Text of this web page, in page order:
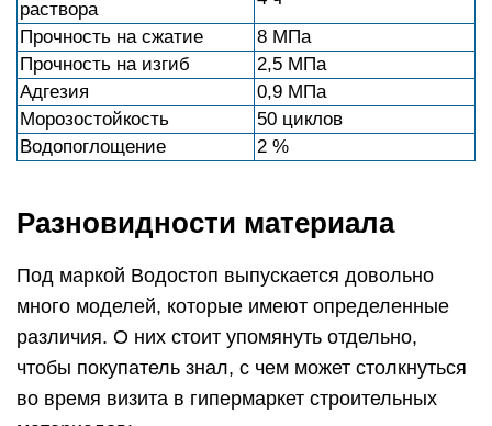
чтобы покупатель знал, с чем может столкнуться
во время визита в гипермаркет строительных
материалов:
• Обмазочная гидроизоляция Ивсил Водостоп
служит для обработки стен, потолков и пола.
внутренних, но и для наружных работ. Только на
Самым оптимальным вариантом является
пасмурный день, потому что тогда на небе не
будет солнца, которое могло бы помешать
работе, слишком быстро испаряя влагу из
раствора. Но и дождя быть не должно, потому